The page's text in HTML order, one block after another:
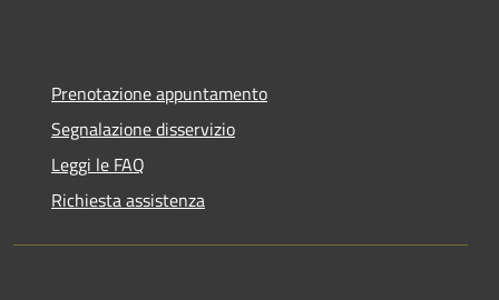
Prenotazione appuntamento
Segnalazione disservizio
Leggi le FAQ
Richiesta assistenza